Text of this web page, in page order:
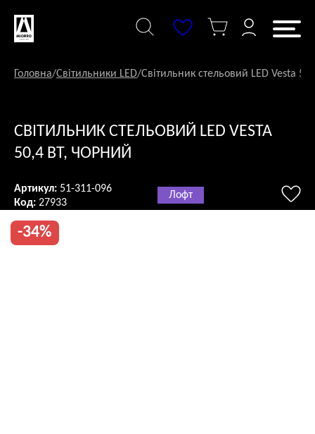
змісту
Головна/Світильники LED/Світильник стельовий LED Vesta
СВІТИЛЬНИК СТЕЛЬОВИЙ LED VESTA
50,4 ВТ, ЧОРНИЙ
Артикул: 51-311-096
Код: 27933
Лофт
-34%